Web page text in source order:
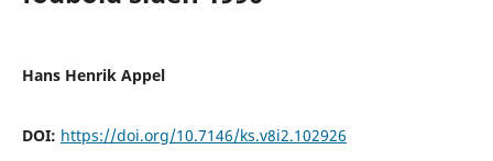
Hans Henrik Appel
DOI: https://doi.org/10.7146/ks.v8i2.102926